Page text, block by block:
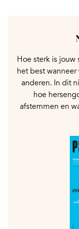
Hoe sterk is jouw
het best
anderen. In dit
hoe
afstemmen en